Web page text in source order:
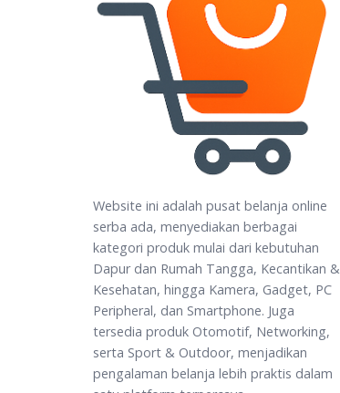
Website ini adalah pusat belanja online
serba ada, menyediakan berbagai
kategori produk mulai dari kebutuhan
Dapur dan Rumah Tangga, Kecantikan &
Kesehatan, hingga Kamera, Gadget, PC
Peripheral, dan Smartphone. Juga
tersedia produk Otomotif, Networking,
serta Sport & Outdoor, menjadikan
pengalaman belanja lebih praktis dalam